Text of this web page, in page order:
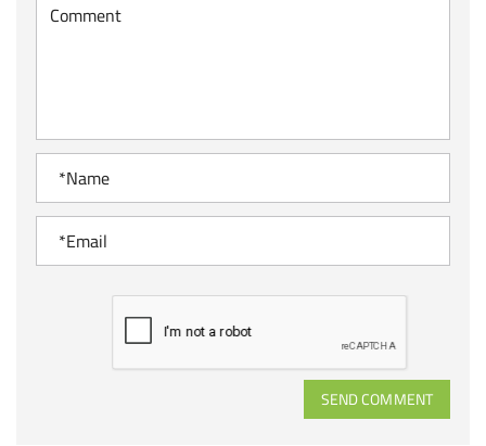
SEND COMMENT